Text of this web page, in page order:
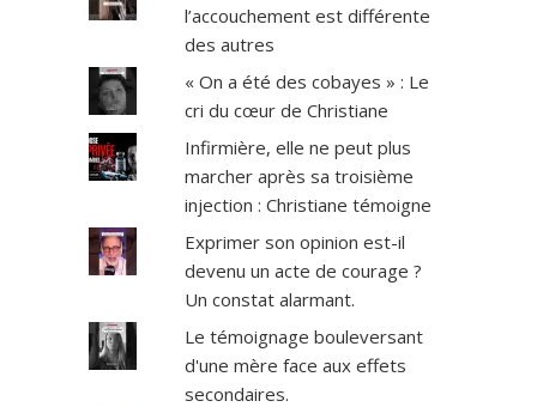
l’accouchement est différente
des autres
« On a été des cobayes » : Le
cri du cœur de Christiane
Infirmière, elle ne peut plus
marcher après sa troisième
injection : Christiane témoigne
Exprimer son opinion est-il
devenu un acte de courage ?
Un constat alarmant.
Le témoignage bouleversant
d'une mère face aux effets
secondaires.